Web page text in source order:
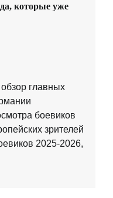
которые уже
главных
боевиков
зрителей
2025-2026,